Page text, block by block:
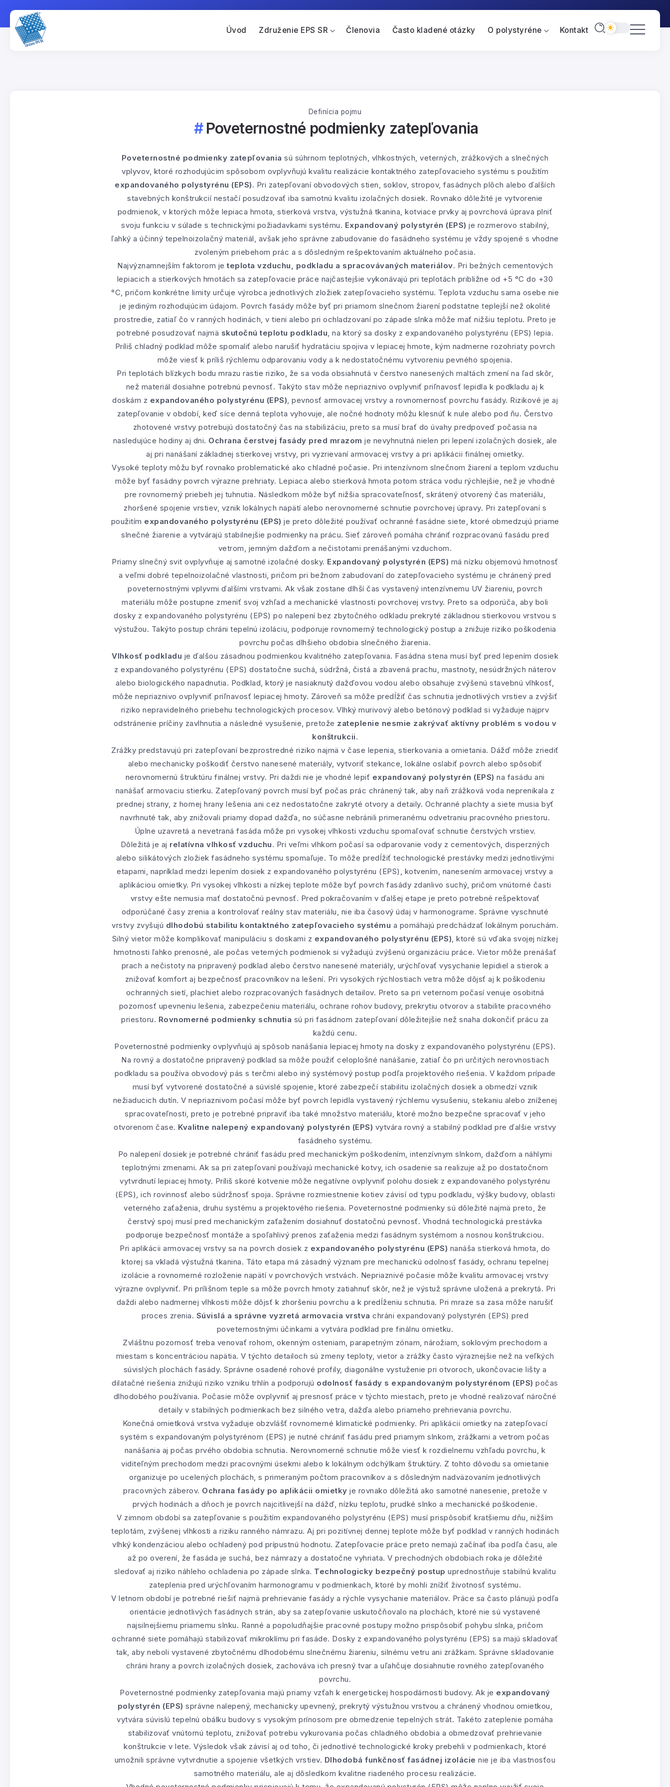
Úvod Združenie EPS SR Členovia Často kladené otázky O polystyréne Kontakt
Definícia pojmu
Poveternostné podmienky zatepľovania
Poveternostné podmienky zatepľovania sú súhrnom teplotných, vlhkostných, veterných, zrážkových a slnečných
vplyvov, ktoré rozhodujúcim spôsobom ovplyvňujú kvalitu realizácie kontaktného zatepľovacieho systému s použitím
expandovaného polystyrénu (EPS). Pri zatepľovaní obvodových stien, soklov, stropov, fasádnych plôch alebo ďalších
stavebných konštrukcií nestačí posudzovať iba samotnú kvalitu izolačných dosiek. Rovnako dôležité je vytvorenie
podmienok, v ktorých môže lepiaca hmota, stierková vrstva, výstužná tkanina, kotviace prvky aj povrchová úprava plniť
svoju funkciu v súlade s technickými požiadavkami systému. Expandovaný polystyrén (EPS) je rozmerovo stabilný,
ľahký a účinný tepelnoizolačný materiál, avšak jeho správne zabudovanie do fasádneho systému je vždy spojené s vhodne
zvoleným priebehom prác a s dôsledným rešpektovaním aktuálneho počasia.
Najvýznamnejším faktorom jeteplota vzduchu, podkladu a spracovávaných materiálov. Pri bežných cementových
lepiacich a stierkových hmotách sa zatepľovacie práce najčastejšie vykonávajú pri teplotách približne od +5 °C do +30
°C, pričom konkrétne limity určuje výrobca jednotlivých zložiek zatepľovacieho systému. Teplota vzduchu sama osebe nie
je jediným rozhodujúcim údajom. Povrch fasády môže byť pri priamom slnečnom žiarení podstatne teplejší než okolité
prostredie, zatiaľ čo v ranných hodinách, v tieni alebo pri ochladzovaní po západe slnka môže mať nižšiu teplotu. Preto je
potrebné posudzovať najmä skutočnú teplotu podkladu, na ktorý sa dosky z expandovaného polystyrénu (EPS) lepia.
Príliš chladný podklad môže spomaliť alebo narušiť hydratáciu spojiva v lepiacej hmote, kým nadmerne rozohriaty povrch
môže viesť k príliš rýchlemu odparovaniu vody a k nedostatočnému vytvoreniu pevného spojenia.
Pri teplotách blízkych bodu mrazu rastie riziko, že sa voda obsiahnutá v čerstvo nanesených maltách zmení na ľad skôr,
než materiál dosiahne potrebnú pevnosť. Takýto stav môže nepriaznivo ovplyvniť priľnavosť lepidla k podkladu aj k
doskám z expandovaného polystyrénu (EPS), pevnosť armovacej vrstvy a rovnomernosť povrchu fasády. Rizikové je aj
zatepľovanie v období, keď síce denná teplota vyhovuje, ale nočné hodnoty môžu klesnúť k nule alebo pod ňu. Čerstvo
zhotovené vrstvy potrebujú dostatočný čas na stabilizáciu, preto sa musí brať do úvahy predpoveď počasia na
nasledujúce hodiny aj dni. Ochrana čerstvej fasády pred mrazom je nevyhnutná nielen pri lepení izolačných dosiek, ale
aj pri nanášaní základnej stierkovej vrstvy, pri vyzrievaní armovacej vrstvy a pri aplikácii finálnej omietky.
Vysoké teploty môžu byť rovnako problematické ako chladné počasie. Pri intenzívnom slnečnom žiarení a teplom vzduchu
môže byť fasádny povrch výrazne prehriaty. Lepiaca alebo stierková hmota potom stráca vodu rýchlejšie, než je vhodné
pre rovnomerný priebeh jej tuhnutia. Následkom môže byť nižšia spracovateľnosť, skrátený otvorený čas materiálu,
zhoršené spojenie vrstiev, vznik lokálnych napätí alebo nerovnomerné schnutie povrchovej úpravy. Pri zatepľovaní s
použitím expandovaného polystyrénu (EPS) je preto dôležité používať ochranné fasádne siete, ktoré obmedzujú priame
slnečné žiarenie a vytvárajú stabilnejšie podmienky na prácu. Sieť zároveň pomáha chrániť rozpracovanú fasádu pred
vetrom, jemným dažďom a nečistotami prenášanými vzduchom.
Priamy slnečný svit ovplyvňuje aj samotné izolačné dosky. Expandovaný polystyrén (EPS) má nízku objemovú hmotnosť
a veľmi dobré tepelnoizolačné vlastnosti, pričom pri bežnom zabudovaní do zatepľovacieho systému je chránený pred
poveternostnými vplyvmi ďalšími vrstvami. Ak však zostane dlhší čas vystavený intenzívnemu UV žiareniu, povrch
materiálu môže postupne zmeniť svoj vzhľad a mechanické vlastnosti povrchovej vrstvy. Preto sa odporúča, aby boli
dosky z expandovaného polystyrénu (EPS) po nalepení bez zbytočného odkladu prekryté základnou stierkovou vrstvou s
výstužou. Takýto postup chráni tepelnú izoláciu, podporuje rovnomerný technologický postup a znižuje riziko poškodenia
povrchu počas dlhšieho obdobia slnečného žiarenia.
Vlhkosť podkladu je ďalšou zásadnou podmienkou kvalitného zatepľovania. Fasádna stena musí byť pred lepením dosiek
z expandovaného polystyrénu (EPS) dostatočne suchá, súdržná, čistá a zbavená prachu, mastnoty, nesúdržných náterov
alebo biologického napadnutia. Podklad, ktorý je nasiaknutý dažďovou vodou alebo obsahuje zvýšenú stavebnú vlhkosť,
môže nepriaznivo ovplyvniť priľnavosť lepiacej hmoty. Zároveň sa môže predĺžiť čas schnutia jednotlivých vrstiev a zvýšiť
riziko nepravidelného priebehu technologických procesov. Vlhký murivový alebo betónový podklad si vyžaduje najprv
odstránenie príčiny zavlhnutia a následné vysušenie, pretože zateplenie nesmie zakrývať aktívny problém s vodou v
konštrukcii.
Zrážky predstavujú pri zatepľovaní bezprostredné riziko najmä v čase lepenia, stierkovania a omietania. Dážď môže zriediť
alebo mechanicky poškodiť čerstvo nanesené materiály, vytvoriť stekance, lokálne oslabiť povrch alebo spôsobiť
nerovnomernú štruktúru finálnej vrstvy. Pri daždi nie je vhodné lepiť expandovaný polystyrén (EPS) na fasádu ani
nanášať armovaciu stierku. Zatepľovaný povrch musí byť počas prác chránený tak, aby naň zrážková voda neprenikala z
prednej strany, z hornej hrany lešenia ani cez nedostatočne zakryté otvory a detaily. Ochranné plachty a siete musia byť
navrhnuté tak, aby znižovali priamy dopad dažďa, no súčasne nebránili primeranému odvetraniu pracovného priestoru.
Úplne uzavretá a nevetraná fasáda môže pri vysokej vlhkosti vzduchu spomaľovať schnutie čerstvých vrstiev.
Dôležitá je aj relatívna vlhkosť vzduchu. Pri veľmi vlhkom počasí sa odparovanie vody z cementových, disperzných
alebo silikátových zložiek fasádneho systému spomaľuje. To môže predĺžiť technologické prestávky medzi jednotlivými
etapami, napríklad medzi lepením dosiek z expandovaného polystyrénu (EPS), kotvením, nanesením armovacej vrstvy a
aplikáciou omietky. Pri vysokej vlhkosti a nízkej teplote môže byť povrch fasády zdanlivo suchý, pričom vnútorné časti
vrstvy ešte nemusia mať dostatočnú pevnosť. Pred pokračovaním v ďalšej etape je preto potrebné rešpektovať
odporúčané časy zrenia a kontrolovať reálny stav materiálu, nie iba časový údaj v harmonograme. Správne vyschnuté
vrstvy zvyšujú dlhodobú stabilitu kontaktného zatepľovacieho systému a pomáhajú predchádzať lokálnym poruchám.
Silný vietor môže komplikovať manipuláciu s doskami z expandovaného polystyrénu (EPS), ktoré sú vďaka svojej nízkej
hmotnosti ľahko prenosné, ale počas veterných podmienok si vyžadujú zvýšenú organizáciu práce. Vietor môže prenášať
prach a nečistoty na pripravený podklad alebo čerstvo nanesené materiály, urýchľovať vysychanie lepidiel a stierok a
znižovať komfort aj bezpečnosť pracovníkov na lešení. Pri vysokých rýchlostiach vetra môže dôjsť aj k poškodeniu
ochranných sietí, plachiet alebo rozpracovaných fasádnych detailov. Preto sa pri veternom počasí venuje osobitná
pozornosť upevneniu lešenia, zabezpečeniu materiálu, ochrane rohov budovy, prekrytiu otvorov a stabilite pracovného
priestoru. Rovnomerné podmienky schnutia sú pri fasádnom zatepľovaní dôležitejšie než snaha dokončiť prácu za
každú cenu.
Poveternostné podmienky ovplyvňujú aj spôsob nanášania lepiacej hmoty na dosky z expandovaného polystyrénu (EPS).
Na rovný a dostatočne pripravený podklad sa môže použiť celoplošné nanášanie, zatiaľ čo pri určitých nerovnostiach
podkladu sa používa obvodový pás s terčmi alebo iný systémový postup podľa projektového riešenia. V každom prípade
musí byť vytvorené dostatočné a súvislé spojenie, ktoré zabezpečí stabilitu izolačných dosiek a obmedzí vznik
nežiaducich dutín. V nepriaznivom počasí môže byť povrch lepidla vystavený rýchlemu vysušeniu, stekaniu alebo zníženej
spracovateľnosti, preto je potrebné pripraviť iba také množstvo materiálu, ktoré možno bezpečne spracovať v jeho
otvorenom čase. Kvalitne nalepený expandovaný polystyrén (EPS) vytvára rovný a stabilný podklad pre ďalšie vrstvy
fasádneho systému.
Po nalepení dosiek je potrebné chrániť fasádu pred mechanickým poškodením, intenzívnym slnkom, dažďom a náhlymi
teplotnými zmenami. Ak sa pri zatepľovaní používajú mechanické kotvy, ich osadenie sa realizuje až po dostatočnom
vytvrdnutí lepiacej hmoty. Príliš skoré kotvenie môže negatívne ovplyvniť polohu dosiek z expandovaného polystyrénu
(EPS), ich rovinnosť alebo súdržnosť spoja. Správne rozmiestnenie kotiev závisí od typu podkladu, výšky budovy, oblasti
veterného zaťaženia, druhu systému a projektového riešenia. Poveternostné podmienky sú dôležité najmä preto, že
čerstvý spoj musí pred mechanickým zaťažením dosiahnuť dostatočnú pevnosť. Vhodná technologická prestávka
podporuje bezpečnosť montáže a spoľahlivý prenos zaťaženia medzi fasádnym systémom a nosnou konštrukciou.
Pri aplikácii armovacej vrstvy sa na povrch dosiek z expandovaného polystyrénu (EPS) nanáša stierková hmota, do
ktorej sa vkladá výstužná tkanina. Táto etapa má zásadný význam pre mechanickú odolnosť fasády, ochranu tepelnej
izolácie a rovnomerné rozloženie napätí v povrchových vrstvách. Nepriaznivé počasie môže kvalitu armovacej vrstvy
výrazne ovplyvniť. Pri prílišnom teple sa môže povrch hmoty zatiahnuť skôr, než je výstuž správne uložená a prekrytá. Pri
daždi alebo nadmernej vlhkosti môže dôjsť k zhoršeniu povrchu a k predĺženiu schnutia. Pri mraze sa zasa môže narušiť
proces zrenia. Súvislá a správne vyzretá armovacia vrstva chráni expandovaný polystyrén (EPS) pred
poveternostnými účinkami a vytvára podklad pre finálnu omietku.
Zvláštnu pozornosť treba venovať rohom, okenným osteniam, parapetným zónam, nárožiam, soklovým prechodom a
miestam s koncentráciou napätia. V týchto detailoch sú zmeny teploty, vietor a zrážky často výraznejšie než na veľkých
súvislých plochách fasády. Správne osadené rohové profily, diagonálne vystuženie pri otvoroch, ukončovacie lišty a
dilatačné riešenia znižujú riziko vzniku trhlín a podporujú odolnosť fasády s expandovaným polystyrénom (EPS) počas
dlhodobého používania. Počasie môže ovplyvniť aj presnosť práce v týchto miestach, preto je vhodné realizovať náročné
detaily v stabilných podmienkach bez silného vetra, dažďa alebo priameho prehrievania povrchu.
Konečná omietková vrstva vyžaduje obzvlášť rovnomerné klimatické podmienky. Pri aplikácii omietky na zatepľovací
systém s expandovaným polystyrénom (EPS) je nutné chrániť fasádu pred priamym slnkom, zrážkami a vetrom počas
nanášania aj počas prvého obdobia schnutia. Nerovnomerné schnutie môže viesť k rozdielnemu vzhľadu povrchu, k
viditeľným prechodom medzi pracovnými úsekmi alebo k lokálnym odchýlkam štruktúry. Z tohto dôvodu sa omietanie
organizuje po ucelených plochách, s primeraným počtom pracovníkov a s dôsledným nadväzovaním jednotlivých
pracovných záberov. Ochrana fasády po aplikácii omietky je rovnako dôležitá ako samotné nanesenie, pretože v
prvých hodinách a dňoch je povrch najcitlivejší na dážď, nízku teplotu, prudké slnko a mechanické poškodenie.
V zimnom období sa zatepľovanie s použitím expandovaného polystyrénu (EPS) musí prispôsobiť kratšiemu dňu, nižším
teplotám, zvýšenej vlhkosti a riziku ranného námrazu. Aj pri pozitívnej dennej teplote môže byť podklad v ranných hodinách
vlhký kondenzáciou alebo ochladený pod prípustnú hodnotu. Zatepľovacie práce preto nemajú začínať iba podľa času, ale
až po overení, že fasáda je suchá, bez námrazy a dostatočne vyhriata. V prechodných obdobiach roka je dôležité
sledovať aj riziko náhleho ochladenia po západe slnka. Technologicky bezpečný postup uprednostňuje stabilnú kvalitu
zateplenia pred urýchľovaním harmonogramu v podmienkach, ktoré by mohli znížiť životnosť systému.
V letnom období je potrebné riešiť najmä prehrievanie fasády a rýchle vysychanie materiálov. Práce sa často plánujú podľa
orientácie jednotlivých fasádnych strán, aby sa zatepľovanie uskutočňovalo na plochách, ktoré nie sú vystavené
najsilnejšiemu priamemu slnku. Ranné a popoludňajšie pracovné postupy možno prispôsobiť pohybu slnka, pričom
ochranné siete pomáhajú stabilizovať mikroklímu pri fasáde. Dosky z expandovaného polystyrénu (EPS) sa majú skladovať
tak, aby neboli vystavené zbytočnému dlhodobému slnečnému žiareniu, silnému vetru ani zrážkam. Správne skladovanie
chráni hrany a povrch izolačných dosiek, zachováva ich presný tvar a uľahčuje dosiahnutie rovného zatepľovaného
povrchu.
Poveternostné podmienky zatepľovania majú priamy vzťah k energetickej hospodárnosti budovy. Ak je expandovaný
polystyrén (EPS) správne nalepený, mechanicky upevnený, prekrytý výstužnou vrstvou a chránený vhodnou omietkou,
vytvára súvislú tepelnú obálku budovy s vysokým prínosom pre obmedzenie tepelných strát. Takéto zateplenie pomáha
stabilizovať vnútornú teplotu, znižovať potrebu vykurovania počas chladného obdobia a obmedzovať prehrievanie
konštrukcie v lete. Výsledok však závisí aj od toho, či jednotlivé technologické kroky prebehli v podmienkach, ktoré
umožnili správne vytvrdnutie a spojenie všetkých vrstiev. Dlhodobá funkčnosť fasádnej izolácie nie je iba vlastnosťou
samotného materiálu, ale aj dôsledkom kvalitne riadeného procesu realizácie.